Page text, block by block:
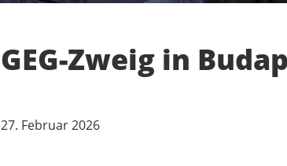
GEG-Zweig in
27. Februar 2026